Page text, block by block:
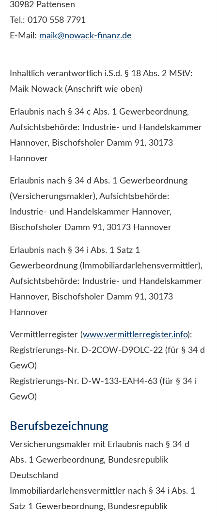
30982 Pattensen
Tel.: 0170 558 7791
E-Mail: maik@nowack-finanz.de
Inhaltlich verantwortlich i.S.d. § 18 Abs. 2 MStV:
Maik Nowack (Anschrift wie oben)
Erlaubnis nach § 34 c Abs. 1 Gewerbeordnung,
Aufsichtsbehörde: Industrie- und Handelskammer
Hannover, Bischofsholer Damm 91, 30173
Hannover
Erlaubnis nach § 34 d Abs. 1 Gewerbeordnung
(Ver­sicherungs­makler), Aufsichtsbehörde:
Industrie- und Handelskammer Hannover,
Bischofsholer Damm 91, 30173 Hannover
Erlaubnis nach § 34 i Abs. 1 Satz 1
Gewerbeordnung (Immobiliardarlehensvermittler),
Aufsichtsbehörde: Industrie- und Handelskammer
Hannover, Bischofsholer Damm 91, 30173
Hannover
Vermittlerregister (www.vermittlerregister.info):
Registrierungs-Nr. D-2COW-D9OLC-22 (für § 34 d
GewO)
Registrierungs-Nr. D-W-133-EAH4-63 (für § 34 i
GewO)
Berufsbezeichnung
Ver­sicherungs­makler mit Erlaubnis nach § 34 d
Abs. 1 Gewerbeordnung, Bundesrepublik
Deutschland
Immobiliardarlehensvermittler nach § 34 i Abs. 1
Satz 1 Gewerbeordnung, Bundesrepublik